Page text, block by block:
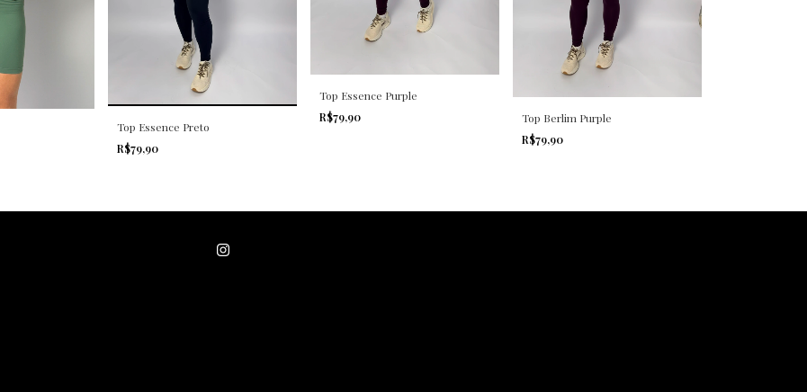
Top Essence Preto
R$79,90
Top Essence Purple
R$79,90
Top Berlim Purple
R$79,90